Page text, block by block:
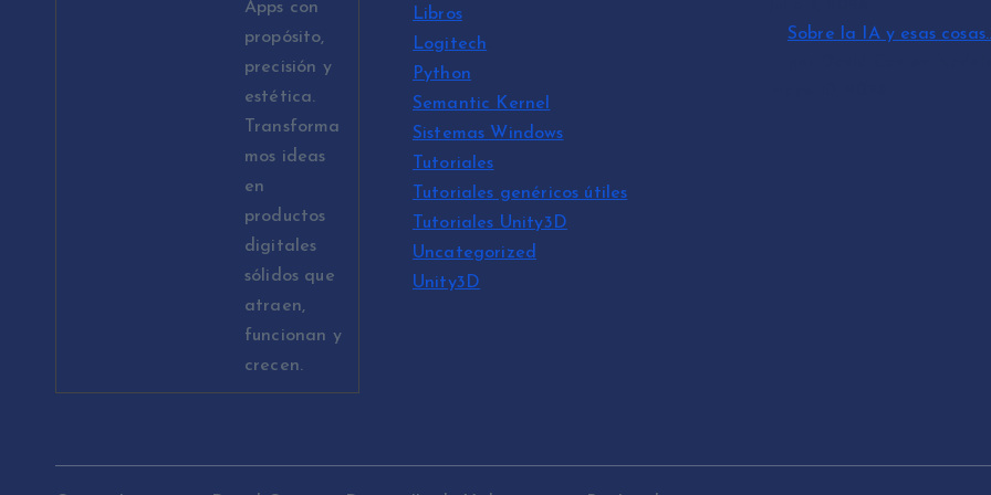
Apps con
propósito,
precisión y
estética.
Transforma
mos ideas
en
productos
digitales
sólidos que
atraen,
funcionan y
crecen.
Libros
Logitech
Python
Semantic Kernel
Sistemas Windows
Tutoriales
Tutoriales genéricos útiles
Tutoriales Unity3D
Uncategorized
Unity3D
Sobre la IA y esas